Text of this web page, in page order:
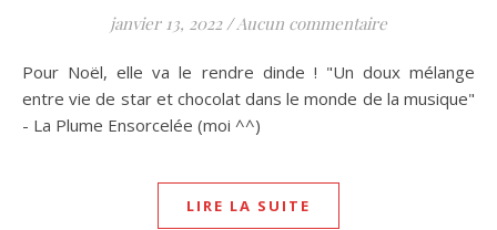
janvier 13, 2022 /Aucun commentaire
Pour Noël, elle va le rendre dinde ! "Un doux mélange
entre vie de star et chocolat dans le monde de la musique"
- La Plume Ensorcelée (moi ^^)
LIRE LA SUITE